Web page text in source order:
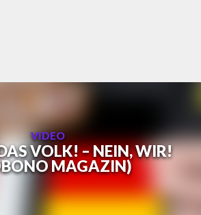
VIDEO
VOLK! – NEIN, WIR!
MAGAZIN)